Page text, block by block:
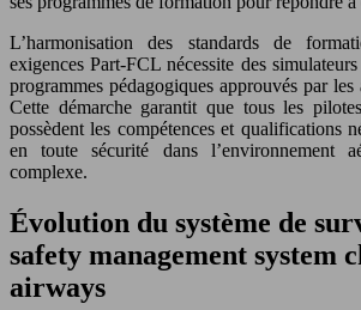
L’harmonisation des standards de
exigences Part-FCL nécessite des
programmes pédagogiques approuvés par les
Cette démarche garantit que tous les
possèdent les compétences et qualifications
en toute sécurité dans l’environnement
complexe.
Évolution du système de
safety management system
airways